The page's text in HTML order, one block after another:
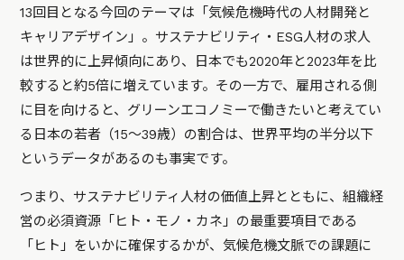
13回目となる今回のテーマは「気候危機時代の人材開発と
キャリアデザイン」。サステナビリティ・ESG人材の求人
は世界的に上昇傾向にあり、日本でも2020年と2023年を比
較すると約5倍に増えています。その一方で、雇用される側
に目を向けると、グリーンエコノミーで働きたいと考えてい
る日本の若者（15～39歳）の割合は、世界平均の半分以下
というデータがあるのも事実です。
つまり、サステナビリティ人材の価値上昇とともに、組織経
営の必須資源「ヒト・モノ・カネ」の最重要項目である
「ヒト」をいかに確保するかが、気候危機文脈での課題に